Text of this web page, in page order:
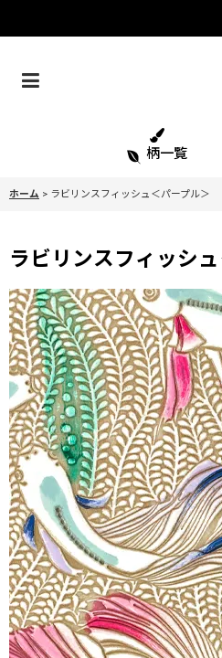
柄一覧
ホーム > ラビリンスフィッシュ＜パープル＞
ラビリンスフィッシ